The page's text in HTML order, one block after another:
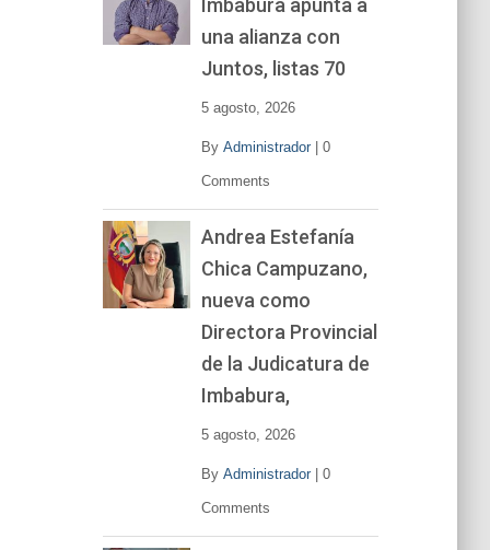
una alianza con
Juntos, listas 70
5 agosto, 2026
By Administrador| 0
Comments
Andrea Estefanía
Chica Campuzano,
nueva como
Directora Provincial
de la Judicatura de
Imbabura,
5 agosto, 2026
By Administrador| 0
Comments